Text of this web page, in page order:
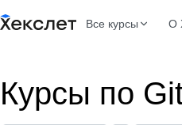
Все курсы О
Курсы по